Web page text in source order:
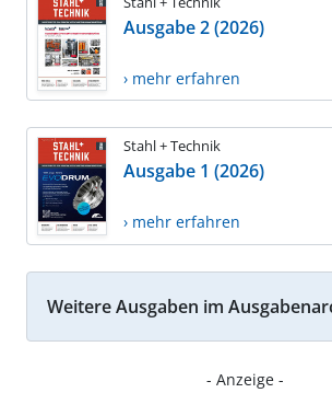
Ausgabe 2 (2026)
› mehr erfahren
Stahl + Technik
Ausgabe 1 (2026)
› mehr erfahren
Weitere Ausgaben im
- Anzeige -